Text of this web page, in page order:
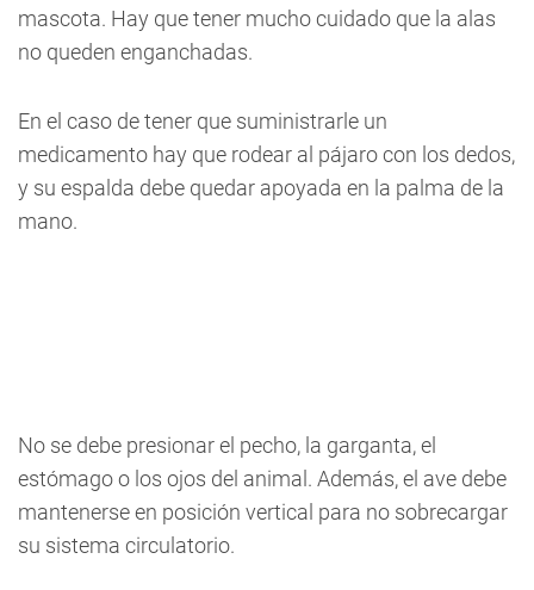
mascota. Hay que tener mucho cuidado que la alas
no queden enganchadas.
En el caso de tener que suministrarle un
medicamento hay que rodear al pájaro con los dedos,
y su espalda debe quedar apoyada en la palma de la
mano.
No se debe presionar el pecho, la garganta, el
estómago o los ojos del animal. Además, el ave debe
mantenerse en posición vertical para no sobrecargar
su sistema circulatorio.